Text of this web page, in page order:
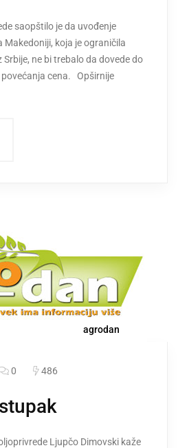
saopštilo je da uvođenje
Makedoniji, koja je ograničila
Srbije, ne bi trebalo da dovede do
cena. Opširnije
agrodan
0 486
Ljupčo Dimovski kaže